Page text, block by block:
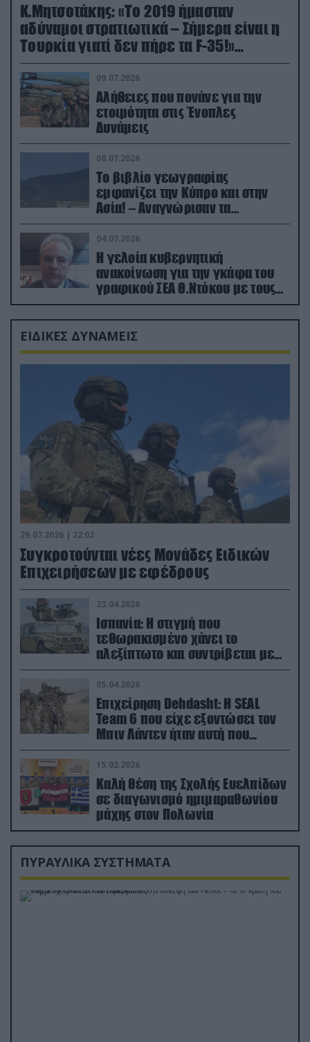
Κ.Μητσοτάκης: «Το 2019 ήμασταν
αδύναμοι στρατιωτικά – Σήμερα είναι η
Τουρκία γιατί δεν πήρε τα F-35!»
(βίντεο)
09.07.2026
Αλήθειες που πονάνε για την
ετοιμότητα στις Ένοπλες
Δυνάμεις
08.07.2026
Το βιβλίο γεωγραφίας
εμφανίζει την Κύπρο και στην
Ασία! – Αναγνώρισαν τα
κατεχόμενα; (φωτο)
04.07.2026
Η γελοία κυβερνητική
ανακοίνωση για την γκάφα του
γραφικού ΣΕΑ Θ.Ντόκου με τους
Ρώσους φαρσέρ
ΕΙΔΙΚΕΣ ΔΥΝΑΜΕΙΣ
29.07.2026 | 22:02
Συγκροτούνται νέες Μονάδες Ειδικών
Επιχειρήσεων με εφέδρους
23.04.2026
Ισπανία: Η στιγμή που
τεθωρακισμένο χάνει το
αλεξίπτωτο και συντρίβεται με
ορμή στο έδαφος (βίντεο)
05.04.2026
Επιχείρηση Dehdasht: Η SEAL
Team 6 που είχε εξοντώσει τον
Μπιν Λάντεν ήταν αυτή που
διέσωσε τον πιλότο του F-15
15.02.2026
Καλή θέση της Σχολής Ευελπίδων
σε διαγωνισμό ημιμαραθωνίου
μάχης στον Πολωνία
ΠΥΡΑΥΛΙΚΑ ΣΥΣΤΗΜΑΤΑ